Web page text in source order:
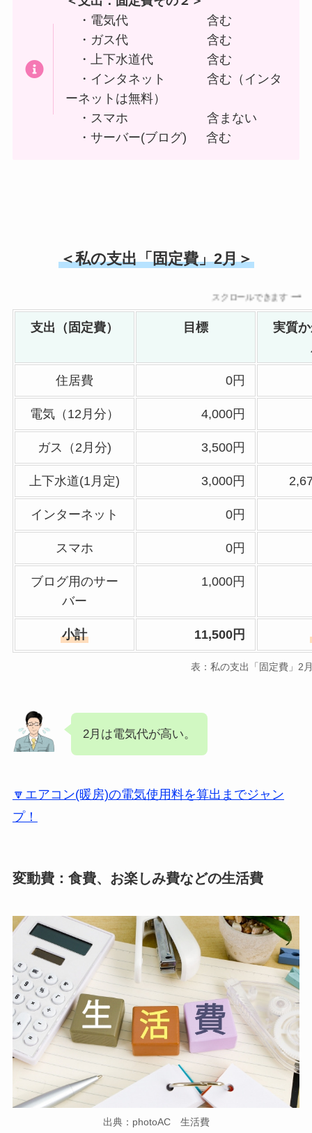
・電気代 含む
・ガス代 含む
・上下水道代 含む
・インタネット 含む（インタ
ーネットは無料）
・スマホ 含まない
・サーバー(ブログ) 含む
＜私の支出「固定費」2月＞
スクロールできます
支出（固定費） 目標
実質
住居費 0円
電気（12月分） 4,000円
ガス（2月分) 3,500円
上下水道(1月定) 3,000円
インターネット 0円
スマホ 0円
ブログ用のサー
バー
1,000円
小計 11,500円
表：私の支出「固定費」2
2月は電気代が高い。
🔽エアコン(暖房)の電気使用料を算出までジャン
プ！
変動費：食費、お楽しみ費などの生活費
出典：photoAC 生活費